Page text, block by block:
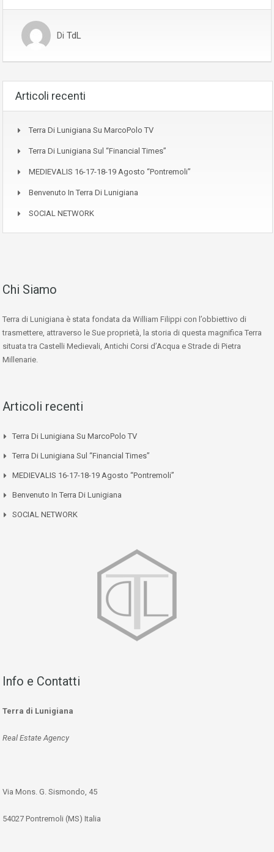
Di TdL
Articoli recenti
Terra Di Lunigiana Su MarcoPolo TV
Terra Di Lunigiana Sul “Financial Times”
MEDIEVALIS 16-17-18-19 Agosto “Pontremoli”
Benvenuto In Terra Di Lunigiana
SOCIAL NETWORK
Chi Siamo
Terra di Lunigiana è stata fondata da William Filippi con l’obbiettivo di
trasmettere, attraverso le Sue proprietà, la storia di questa magnifica Terra
situata tra Castelli Medievali, Antichi Corsi d’Acqua e Strade di Pietra
Millenarie.
Articoli recenti
Terra Di Lunigiana Su MarcoPolo TV
Terra Di Lunigiana Sul “Financial Times”
MEDIEVALIS 16-17-18-19 Agosto “Pontremoli”
Benvenuto In Terra Di Lunigiana
SOCIAL NETWORK
Info e Contatti
Terra di Lunigiana
Real Estate Agency
Via Mons. G. Sismondo, 45
54027 Pontremoli (MS) Italia